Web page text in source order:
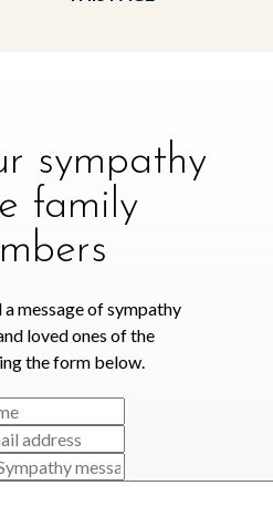
sympathy
family
a message of sympathy
loved ones of the
the form below.